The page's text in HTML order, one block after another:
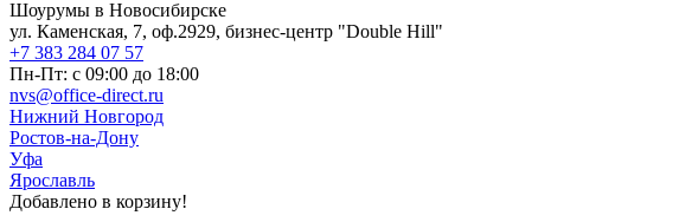
Шоурумы в Новосибирске
ул. Каменская, 7, оф.2929, бизнес-центр "Double Hill"
+7 383 284 07 57
Пн-Пт: с 09:00 до 18:00
nvs@office-direct.ru
Нижний Новгород
Ростов-на-Дону
Уфа
Ярославль
Добавлено в корзину!